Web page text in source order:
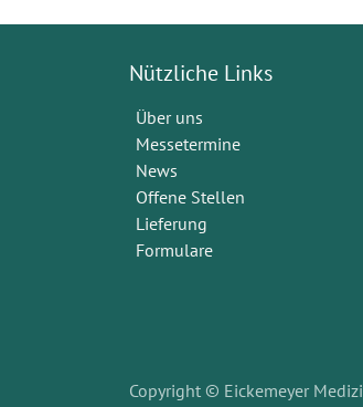
Nützliche Links
Über uns
Messetermine
News
Offene Stellen
Lieferung
Formulare
Copyright © Eickemeyer